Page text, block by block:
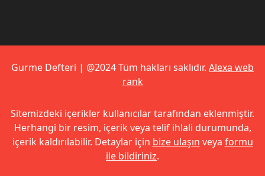
Gurme Defteri | @2024 Tüm hakları saklıdır. Alexa web
rank
Sitemizdeki içerikler kullanıcılar tarafından eklenmiştir.
Herhangi bir resim, içerik veya telif ihlali durumunda,
içerik kaldırılabilir. Detaylar için bize ulaşın veya formu
ile bildiriniz.